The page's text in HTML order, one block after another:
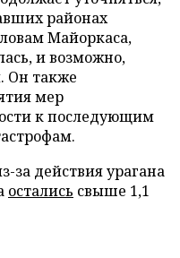
районах
Майоркаса,
и возможно,
Он также
мер
к последующим
за действия урагана
остались свыше 1,1